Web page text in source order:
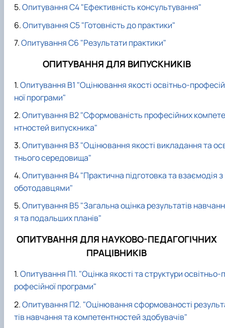
Опитування С4 "Ефективність консультування"
Опитування С5 "Готовність до практики"
Опитування С6 "Результати практики"
ОПИТУВАННЯ ДЛЯ ВИПУСКНИКІВ
Опитування В1 "Оцінювання якості освітньо-професій
ної програми"
Опитування В2 "Сформованість професійних компете
нтностей випускника"
Опитування В3 "Оцінювання якості викладання та
тнього середовища"
Опитування В4 "Практична підготовка та взаємодія з
оботодавцями"
Опитування В5 "Загальна оцінка результатів навчанн
я та подальших планів"
ОПИТУВАННЯ ДЛЯ НАУКОВО-ПЕДАГОГІЧНИХ
ПРАЦІВНИКІВ
Опитування П1. "Оцінка якості та структури освітньо-п
рофесійної програми"
Опитування П2. "Оцінювання сформованості
тів навчання та компетентностей здобувачів"